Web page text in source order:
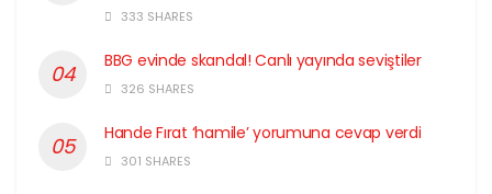
333 SHARES
BBG evinde skandal! Canlı yayında seviştiler
326 SHARES
Hande Fırat ‘hamile’ yorumuna cevap verdi
301 SHARES